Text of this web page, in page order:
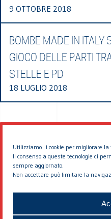
Utilizziamo i cookie per migliorare
Il consenso a queste tecnologie ci
sempre aggiornato.
Non accettare può limitare la
9 OTTOBRE 2018
BOMBE MADE IN ITALY
GIOCO DELLE PARTI
STELLE E PD
18 LUGLIO 2018
© 2026